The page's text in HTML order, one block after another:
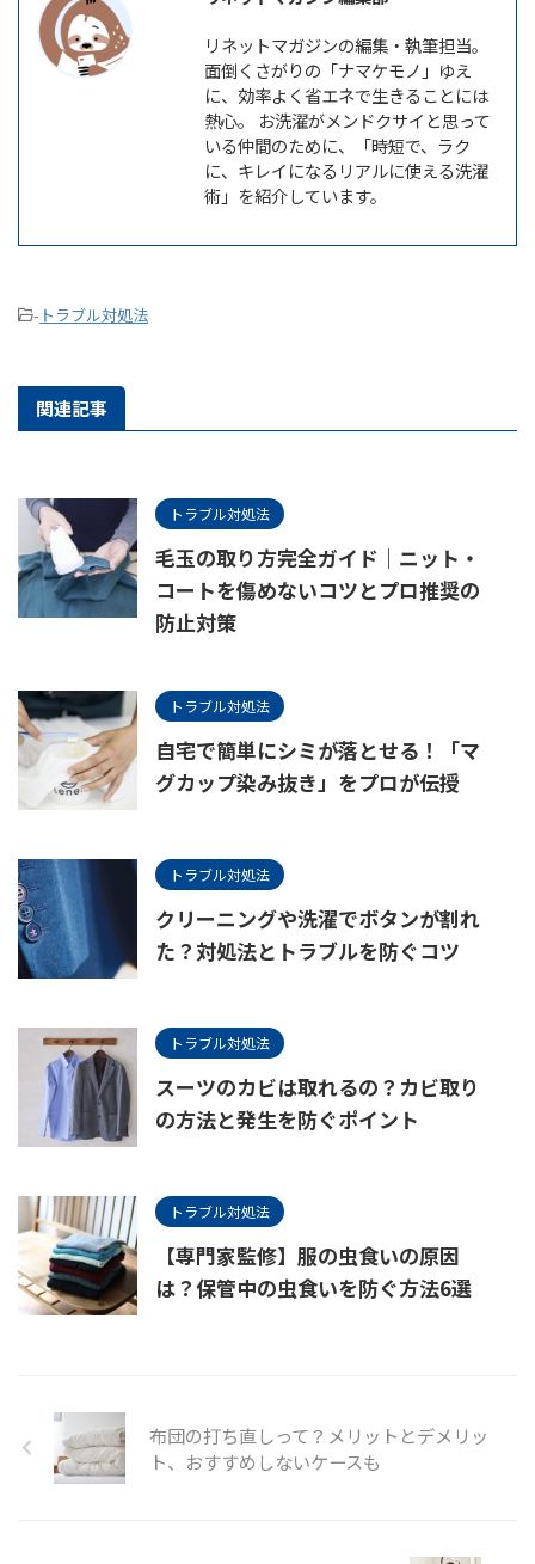
リネットマガジンの編集・執筆担当。
面倒くさがりの「ナマケモノ」ゆえ
に、効率よく省エネで生きることには
熱心。 お洗濯がメンドクサイと思って
いる仲間のために、「時短で、ラク
に、キレイになるリアルに使える洗濯
術」を紹介しています。
- トラブル対処法
関連記事
トラブル対処法
毛玉の取り方完全ガイド｜ニット・
コートを傷めないコツとプロ推奨の
防止対策
トラブル対処法
自宅で簡単にシミが落とせる！「マ
グカップ染み抜き」をプロが伝授
トラブル対処法
クリーニングや洗濯でボタンが割れ
た？対処法とトラブルを防ぐコツ
トラブル対処法
スーツのカビは取れるの？カビ取り
の方法と発生を防ぐポイント
トラブル対処法
【専門家監修】服の虫食いの原因
は？保管中の虫食いを防ぐ方法6選
布団の打ち直しって？メリットとデメリッ
ト、おすすめしないケースも